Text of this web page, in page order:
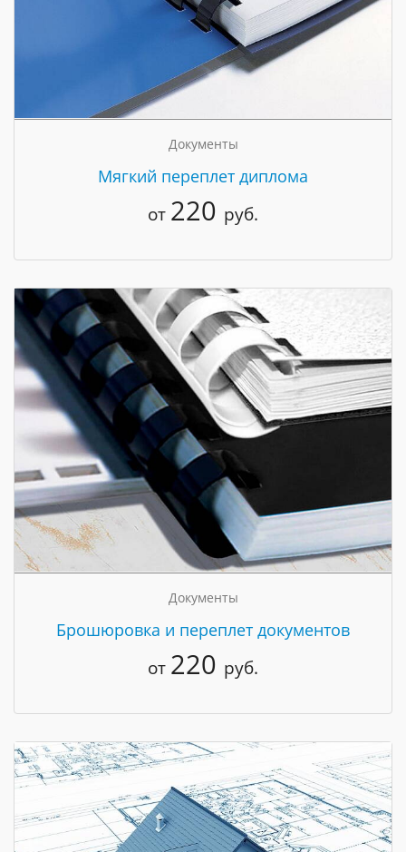
Документы
Мягкий переплет диплома
от 220 руб.
Документы
Брошюровка и переплет документов
от 220 руб.